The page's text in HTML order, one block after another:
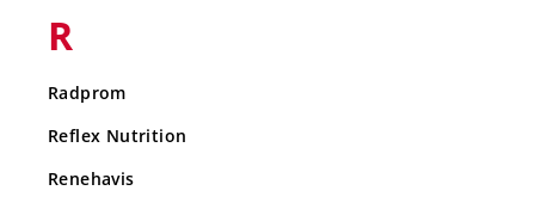
R
Radprom
Reflex Nutrition
Renehavis